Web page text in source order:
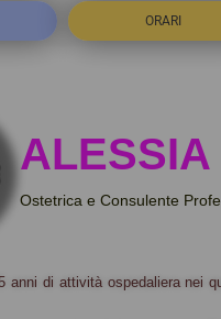
ORARI
Ostetrica e Consulente
anni di attività ospedaliera nei